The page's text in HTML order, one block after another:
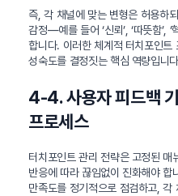
즉, 각 채널에 맞는 변형은 허용하
감정—예를 들어 ‘신뢰’, ‘따뜻함’,
합니다. 이러한 체계적 터치포인트
성숙도를 결정짓는 핵심 역량입니
4-4. 사용자 피드백
프로세스
터치포인트 관리 전략은 고정된 매
반응에 따라 끊임없이 진화해야 합
만족도를 정기적으로 점검하고, 각